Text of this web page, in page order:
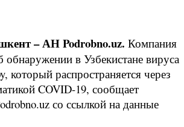
– АН Podrobno.uz. Компания
обнаружении в Узбекистане вируса
который распространяется через
COVID-19, сообщает
со ссылкой на данные